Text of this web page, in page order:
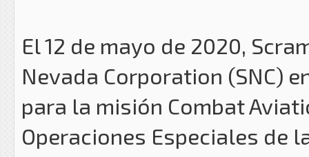
El 12 de mayo de 2020,
Nevada Corporation (SNC)
para la misión Combat
Operaciones Especiales de